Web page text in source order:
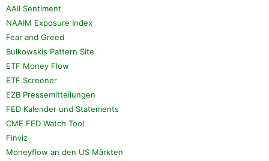
AAII Sentiment
NAAIM Exposure Index
Fear and Greed
Bulkowskis Pattern Site
ETF Money Flow
ETF Screener
EZB Pressemitteilungen
FED Kalender und Statements
CME FED Watch Tool
Finviz
Moneyflow an den US Märkten